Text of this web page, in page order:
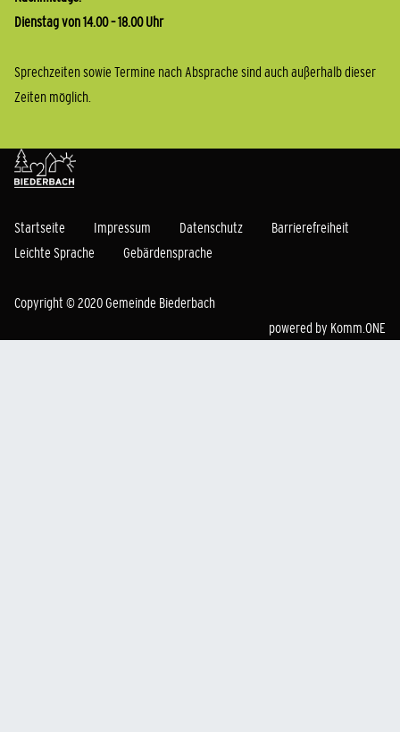
Dienstag von 14.00 – 18.00 Uhr
Sprechzeiten sowie Termine nach Absprache sind auch außerhalb dieser
Zeiten möglich.
Startseite Impressum Datenschutz
Barrierefreiheit
Leichte Sprache
Gebärdensprache
Copyright © 2020 Gemeinde Biederbach
powered by Komm.ONE